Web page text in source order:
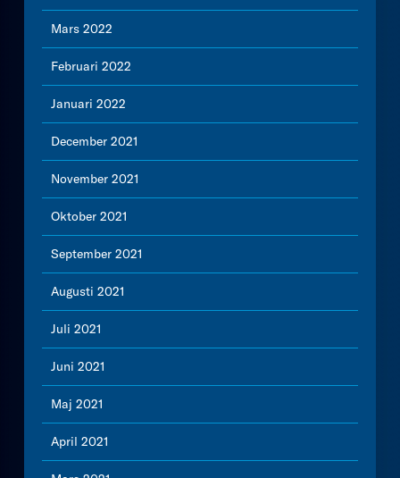
Mars 2022
Februari 2022
Januari 2022
December 2021
November 2021
Oktober 2021
September 2021
Augusti 2021
Juli 2021
Juni 2021
Maj 2021
April 2021